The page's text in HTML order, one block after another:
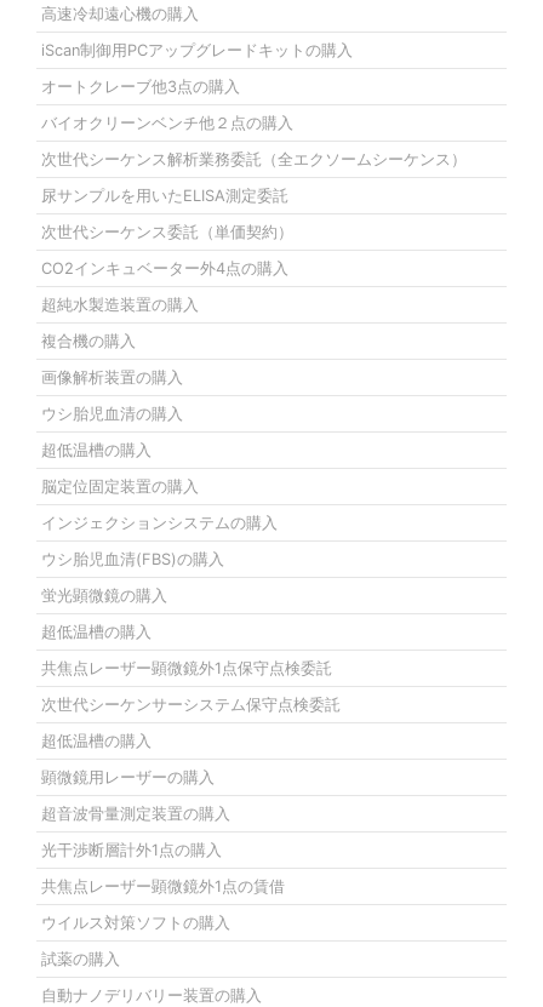
高速冷却遠心機の購入
iScan制御用PCアップグレードキットの購入
オートクレーブ他3点の購入
バイオクリーンベンチ他２点の購入
次世代シーケンス解析業務委託（全エクソームシーケンス）
尿サンプルを用いたELISA測定委託
次世代シーケンス委託（単価契約）
CO2インキュベーター外4点の購入
超純水製造装置の購入
複合機の購入
画像解析装置の購入
ウシ胎児血清の購入
超低温槽の購入
脳定位固定装置の購入
インジェクションシステムの購入
ウシ胎児血清(FBS)の購入
蛍光顕微鏡の購入
超低温槽の購入
共焦点レーザー顕微鏡外1点保守点検委託
次世代シーケンサーシステム保守点検委託
超低温槽の購入
顕微鏡用レーザーの購入
超音波骨量測定装置の購入
光干渉断層計外1点の購入
共焦点レーザー顕微鏡外1点の賃借
ウイルス対策ソフトの購入
試薬の購入
自動ナノデリバリー装置の購入